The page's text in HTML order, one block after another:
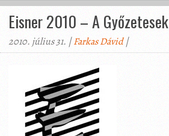
Eisner 2010 – A Győzetesek
2010. július 31. |Farkas Dávid|